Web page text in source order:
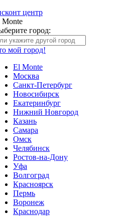
центр
Monte
город:
мой город!
El Monte
Москва
Санкт-Петербург
Новосибирск
Екатеринбург
Нижний Новгород
Казань
Самара
Омск
Челябинск
Ростов-на-Дону
Уфа
Волгоград
Красноярск
Пермь
Воронеж
Краснодар